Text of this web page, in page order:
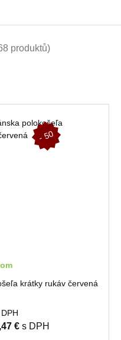
produktů)
-
5
0
krátky rukáv červená
€s DPH